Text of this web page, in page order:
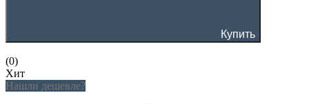
Купить
(0)
Хит
Нашли дешевле?